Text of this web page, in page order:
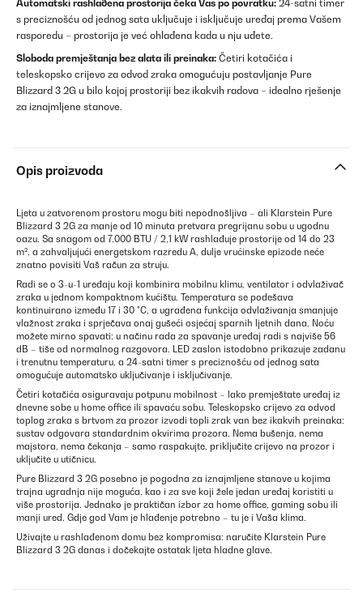
Automatski rashlaðena prostorija čeka Vas po povratku: 24-satni timer
s preciznošću od jednog sata uključuje i isključuje uređaj prema Vašem
rasporedu – prostorija je već ohlađena kada u nju uđete.
Sloboda premještanja bez alata ili preinaka: Četiri kotačića i
teleskopsko crijevo za odvod zraka omogućuju postavljanje Pure
Blizzard 3 2G u bilo kojoj prostoriji bez ikakvih radova – idealno rješenje
za iznajmljene stanove.
Opis proizvoda
Ljeta u zatvorenom prostoru mogu biti nepodnošljiva – ali Klarstein Pure
Blizzard 3 2G za manje od 10 minuta pretvara pregrijanu sobu u ugodnu
oazu. Sa snagom od 7.000 BTU / 2,1 kW rashlađuje prostorije od 14 do 23
m², a zahvaljujući energetskom razredu A, dulje vrućinske epizode neće
znatno povisiti Vaš račun za struju.
Radi se o 3-u-1 uređaju koji kombinira mobilnu klimu, ventilator i odvlaživač
zraka u jednom kompaktnom kućištu. Temperatura se podešava
kontinuirano između 17 i 30 °C, a ugrađena funkcija odvlaživanja smanjuje
vlažnost zraka i sprječava onaj gušeći osjećaj sparnih ljetnih dana. Noću
možete mirno spavati: u načinu rada za spavanje uređaj radi s najviše 56
dB – tiše od normalnog razgovora. LED zaslon istodobno prikazuje zadanu
i trenutnu temperaturu, a 24-satni timer s preciznošću od jednog sata
omogućuje automatsko uključivanje i isključivanje.
Četiri kotačića osiguravaju potpunu mobilnost – lako premještate uređaj iz
dnevne sobe u home office ili spavaću sobu. Teleskopsko crijevo za odvod
toplog zraka s brtvom za prozor izvodi topli zrak van bez ikakvih preinaka:
sustav odgovara standardnim okvirima prozora. Nema bušenja, nema
majstora, nema čekanja – samo raspakujte, priključite crijevo na prozor i
uključite u utičnicu.
Pure Blizzard 3 2G posebno je pogodna za iznajmljene stanove u kojima
trajna ugradnja nije moguća, kao i za sve koji žele jedan uređaj koristiti u
više prostorija. Jednako je praktičan izbor za home office, gaming sobu ili
manji ured. Gdje god Vam je hlađenje potrebno – tu je i Vaša klima.
Uživajte u rashlađenom domu bez kompromisa: naručite Klarstein Pure
Blizzard 3 2G danas i dočekajte ostatak ljeta hladne glave.